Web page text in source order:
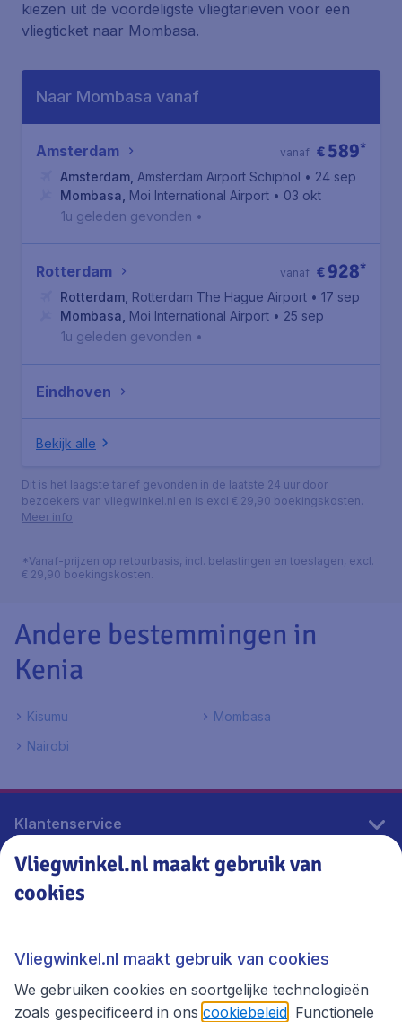
kiezen uit de voordeligste vliegtarieven voor een
vliegticket naar Mombasa.
Naar Mombasa vanaf
Amsterdam € 589*
vanaf
Amsterdam Amsterdam Airport Schiphol • 24 sep
Mombasa Moi International Airport • 03 okt
1u geleden gevonden •
Rotterdam € 928*
vanaf
Rotterdam Rotterdam The Hague Airport • 17 sep
Mombasa Moi International Airport • 25 sep
1u geleden gevonden •
Eindhoven
Bekijk alle
Dit is het laagste tarief gevonden in de laatste 24 uur door
bezoekers van vliegwinkel.nl en is excl € 29,90 boekingskosten.
Meer info
*Vanaf-prijzen op retourbasis, incl. belastingen en toeslagen, excl.
€ 29,90 boekingskosten.
Andere bestemmingen in
Kenia
Kisumu
Mombasa
Nairobi
Klantenservice
Vliegwinkel.nl
Thema's
Vliegwinkel.nl maakt gebruik van
cookies
Vliegwinkel.nl maakt gebruik van cookies
We gebruiken cookies en soortgelijke technologieën
zoals gespecificeerd in ons cookiebeleid . Functionele